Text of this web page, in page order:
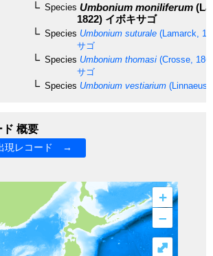
Species Umbonium moniliferum
1822) イボキサゴ
Species Umbonium suturale (Lamarck,
サゴ
Species Umbonium thomasi (Crosse,
サゴ
Species Umbonium vestiarium (Linnaeus,
概要
現レコード →
+
–
⤢